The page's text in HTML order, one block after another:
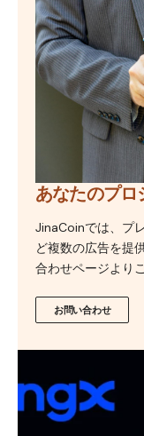
あなたのプロ
JinaCoinでは、プ
ど複数の広告を提
合わせページより
お問い合わせ